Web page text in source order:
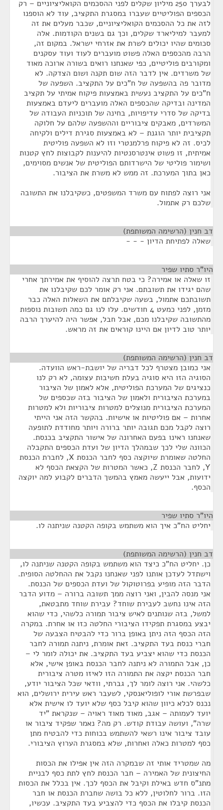
לבערך 250 מיליון שקלים לפני ההסכמים הקואליציוניים – רק
הכספים הפוליטיים שעברו במסגרת התקציב, עוד לא הוספנו
לזה את כל ההסכמים הקואליציוניים, שכבר מעלים את זה
למעבר למיליארד שקלים, וכך גם בשנים הקודמות. אלה
סכומים שהיו יכולים לשרת את אזרחי ישראל. במקום זה,
הרבה מהכספים האלה פשוט מועברים לעוד ועוד עסקנים
ומקורבים פוליטיים, כפי שאנחנו רואים בשורה ארוכה מאוד
של משרדים. אין לדבר הזה שום תקנה ושום הצדקה. לא
מדובר פה בהשפעה של ח"כים על התקציב. השפעה של
ח"כים על התקציב נעשית באמצעות פיקוח אמיתי על תקציב
המדינה ובדיקה שהכספים האלה מועברים ליעדם באמצעות
בדיקה של סדרי עדיפויות, בחינה של תוכניות העבודה של
המשרדים, מאבקים ציבוריים וההשפעה שלהם על חלוקה
תקציבית יותר הוגנת – לא באמצעות סגירת דילים ולקיחה
לכיס. זה לא פיקוח פרלמנטרי וזו לא השפעה פוליטית
אמיתית, זו פשוט אינטרסנטיות להיענות לקבוצות לחץ קטנות
ושימור פוליטי של הישרדותם הפוליטית של אנשים מסוימים,
כאן בתוך המערכת. זה ממש לא משרת את הציבור.
אני רוצה לפתוח עם משרד המשפטים, כשקיבלנו את התשובה
שלכם רק אתמול.
דב חנין (הרשימה המשותפת)
שאלה לפתיחת הדיון - - -
היו"ר סתיו שפיר
זו שאלה או אמירה? כי בטח תרצה להוסיף את אמירתך אחרי
שהם יגידו את תשובתם. אני רק אומר לכם שקיבלנו את
תשובתכם אתמול, בשעה שקיבלתם את השאלות האלה כבר
מזמן, לפני כמעט 4 חודשים. עלו לנו גם כמה תשובות נוספות
מהתשובה שקיבלנו מכם, אבל חבל, אפשר היה להיערך הרבה
יותר טוב לדיון אם היינו קוראים את זה מראש.
דב חנין (הרשימה המשותפת)
אני כמובן מצטרף לכל דבריה של יושבת-ראש הוועדה.
הסוגיה הזו היא סוגיה בעלת חשיבות עצומה, לא רק לנו
כנציגים של המערכת הפוליטית, אלא לאמון של הציבור
במערכת הציבורית ולאמון של הציבור בזה שכספים של
המערכת הציבורית מנוצלים למטרות ציבוריות ולא למטרות
אחרות – אם פוליטיות או אישיות. בהקשר הזה אני הייתי
רוצה לקבל מכם תגובה יותר ברורה ויותר מחודדת לתופעה
שאנחנו ראינו בפעם האחרונה של אישור התקציב בכנסת.
הכוונה שלי לכך שבמהלך הדיון של ועדת הכספים התקבלה
החלטה שאומרת שיוקצה כסף לחבר הכנסת X, לחברת הכנסת
Y, לחבר הכנסת Z, כאשר המטרות של הקצאת הכסף לא
ידועות, אבל ייעשה מאמץ בהמשך הדברים לקבוע למה יוקצה
הכסף.
היו"ר סתיו שפיר
יחליט הח"כ איך הוא משתמש בקופה הקטנה שניתנה לו.
דב חנין (הרשימה המשותפת)
כן. יחליט הח"כ כיצד הוא משתמש בקופה הקטנה שניתנה לו,
וישתדל לעדכן אותנו לפני שאנחנו נקבל את ההחלטה הסופית.
הדבר הזה מופיע בפרוטוקול של ועדת הכספים של הכנסת.
אני מנסה להבין, ואני רוצה ממך תשובה ברורה – מדוע הדבר
הזה אינו נחשב לעבירת שוחד? עבירת שוחד מתבטאת,
למשל, בזה שנותנים לאיש ציבור תמורה כלשהי, כדי שהוא
יבצע במסגרת תפקידו הציבורי החלטה כזו או אחרת. במקרה
הזה הכסף הזה ניתן באופן ברור כדי להבטיח הצבעה של
חברי כנסת בעד התקציב. זאת אומרת, ניתנה תמורה לחבר
הכנסת כדי שהוא יצביע בעד התקציב. את יכולה לומר לי –
כן, אבל התמורה לא ניתנה לחבר הכנסת באופן אישי, אלא
חבר הכנסת יקצה את התמורה הזו לאיזו מטרה ציבורית
כלשהי. אני רוצה לומר לך, גברתי, וודאי שכל הציבור יודע,
שבפרשת אורי לופוליאנסקי, לשעבר ראש עירית ירושלים, הוא
נכנס לכלא כיוון שהוא קיבל כסף שלא יועד לו אישית אלא
יועד לעמותה – אגב, מאוד מאוד ראויה – שנקראת "יד
שרה", ועושה עבודת קודש. רק מה? נאמר שפקיד ציבור או
עובד ציבור אינו רשאי להשתמש בכוחות כדי להבטיח מתן
כסף למטרות כאלה ואחרות, שלא במסגרת הערוץ הציבורי.
מה שמטריד אותי זה שבמקרה הזה אין אפילו את הכסות
החיצונית של האמירה – חבר הכנסת לחץ לתת כסף לבניית
מתנ"ס חדש באילת וקיבל את הכסף לכך. אין בכלל את הכסות
הזו. ברור לחלוטין, ללא כל בושה שחברת הכנסת או חבר
הכנסת קיבלו את הכסף כדי להצביע בעד התקציב. עכשיו,